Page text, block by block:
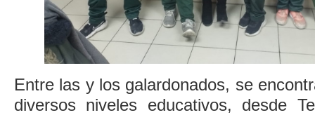
Entre las y los galardonados, se
diversos niveles educativos, desde